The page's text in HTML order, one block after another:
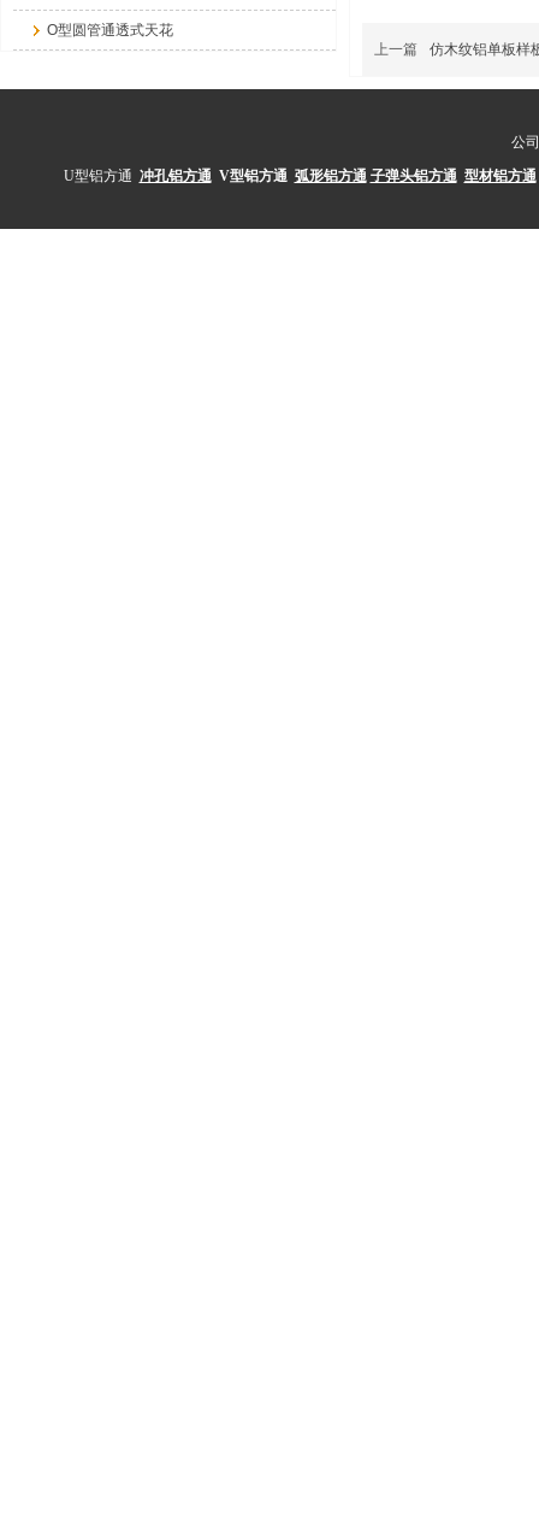
O型圆管通透式天花
上一篇
仿木纹铝单板样
公
U型铝方通 冲孔铝方通 V型铝方通 弧形铝方通 子弹头铝方通 型材铝方通